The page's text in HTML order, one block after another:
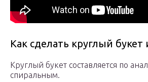
Как сделать круглый букет
Круглый букет составляется по
спиральным.